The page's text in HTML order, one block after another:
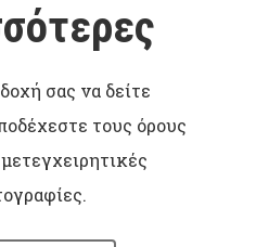
σας να δείτε
τους όρους